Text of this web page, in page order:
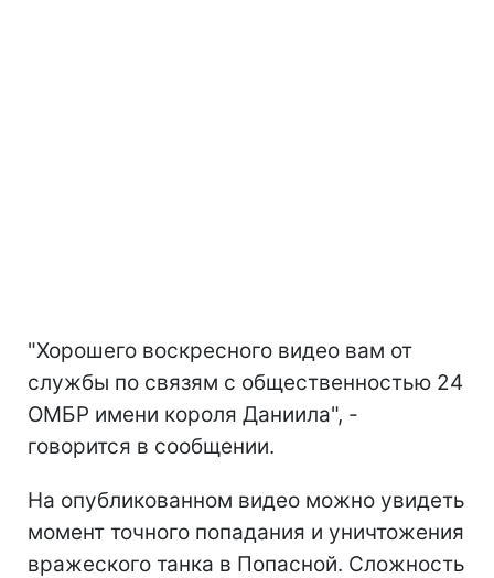
"Хорошего воскресного видео вам от
службы по связям с общественностью 24
ОМБР имени короля Даниила", -
говорится в сообщении.
На опубликованном видео можно увидеть
момент точного попадания и уничтожения
вражеского танка в Попасной. Сложность